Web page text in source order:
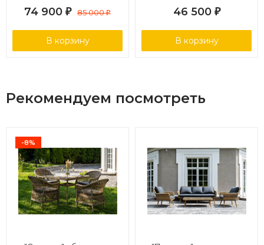
74 900 ₽ 85 000₽
В корзину
46 500 ₽
В корзину
Рекомендуем посмотреть
-8%